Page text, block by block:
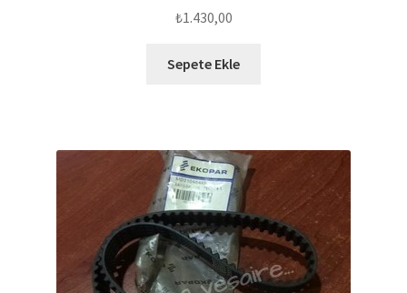
₺1.430,00
Sepete Ekle